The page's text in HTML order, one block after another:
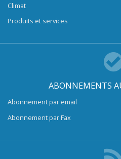
Climat
Produits et services
ABONNEMENTS
Abonnement par email
Abonnement par Fax